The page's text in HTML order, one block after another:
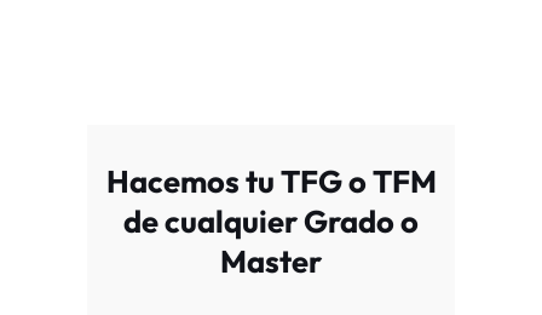
Hacemos tu TFG o TFM
de cualquier Grado o
Master